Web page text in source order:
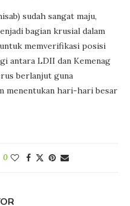
sudah sangat maju,
bagian krusial dalam
memverifikasi posisi
antara LDII dan Kemenag
berlanjut guna
menentukan hari-hari besar
0